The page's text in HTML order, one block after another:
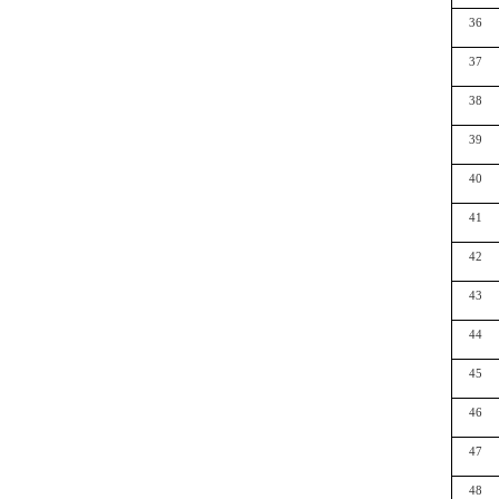
36
37
38
39
40
41
42
43
44
45
46
47
48